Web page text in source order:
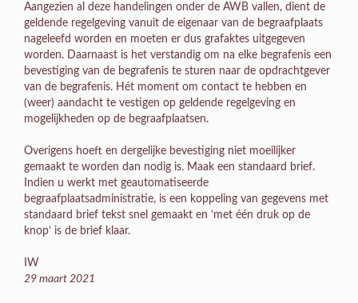
Aangezien al deze handelingen onder de AWB vallen, dient de
geldende regelgeving vanuit de eigenaar van de begraafplaats
nageleefd worden en moeten er dus grafaktes uitgegeven
worden. Daarnaast is het verstandig om na elke begrafenis een
bevestiging van de begrafenis te sturen naar de opdrachtgever
van de begrafenis. Hét moment om contact te hebben en
(weer) aandacht te vestigen op geldende regelgeving en
mogelijkheden op de begraafplaatsen.
Overigens hoeft en dergelijke bevestiging niet moeilijker
gemaakt te worden dan nodig is. Maak een standaard brief.
Indien u werkt met geautomatiseerde
begraafplaatsadministratie, is een koppeling van gegevens met
standaard brief tekst snel gemaakt en ‘met één druk op de
knop’ is de brief klaar.
IW
29 maart 2021